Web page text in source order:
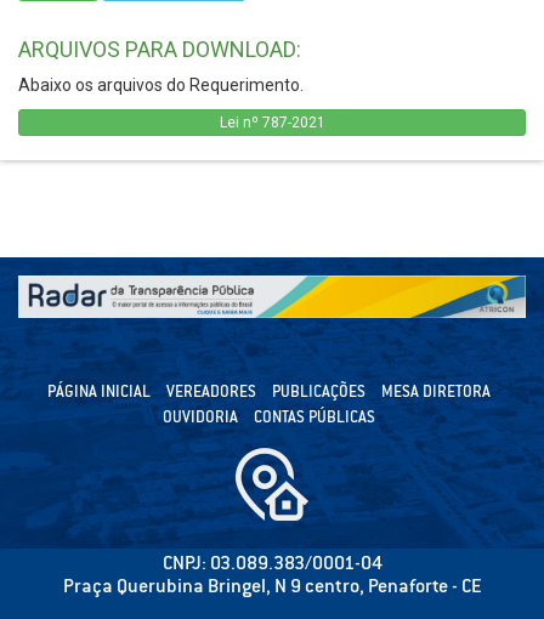
ARQUIVOS PARA DOWNLOAD:
Abaixo os arquivos do Requerimento.
Lei nº 787-2021
PÁGINA INICIAL VEREADORES PUBLICAÇÕES
MESA DIRETORA
OUVIDORIA
CONTAS PÚBLICAS
CNPJ: 03.089.383/0001-04
Praça Querubina Bringel, N 9 centro, Penaforte - CE